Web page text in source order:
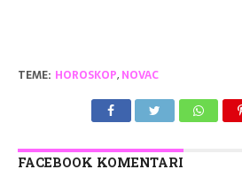
TEME: HOROSKOP, NOVAC
FACEBOOK KOMENTARI